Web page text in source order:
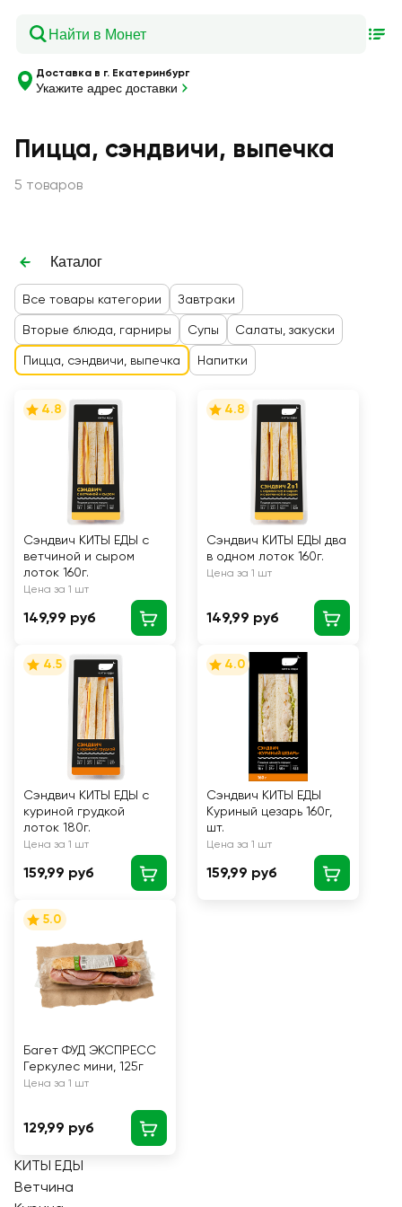
Доставка в г. Екатеринбург
Укажите адрес доставки
Пицца, сэндвичи, выпечка
5 товаров
Каталог
Все товары категории Завтраки
Вторые блюда, гарниры Супы Салаты, закуски
Пицца, сэндвичи, выпечка Напитки
4.8
Сэндвич КИТЫ ЕДЫ с
ветчиной и сыром
лоток 160г.
Цена за 1 шт
149,99 руб
4.8
Сэндвич КИТЫ ЕДЫ два
в одном лоток 160г.
Цена за 1 шт
149,99 руб
4.5
Сэндвич КИТЫ ЕДЫ с
куриной грудкой
лоток 180г.
Цена за 1 шт
159,99 руб
4.0
Сэндвич КИТЫ ЕДЫ
Куриный цезарь 160г,
шт.
Цена за 1 шт
159,99 руб
5.0
Багет ФУД ЭКСПРЕСС
Геркулес мини, 125г
Цена за 1 шт
129,99 руб
КИТЫ ЕДЫ
Ветчина